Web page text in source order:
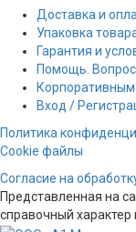
Доставка и
Упаковка
Гарантия и
Помощь.
Вход /
Политика
Cookie файлы
Согласие на
Представленная на
справочный характер